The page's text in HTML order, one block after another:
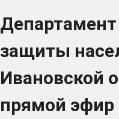
защиты
Ивановской
прямой эфир